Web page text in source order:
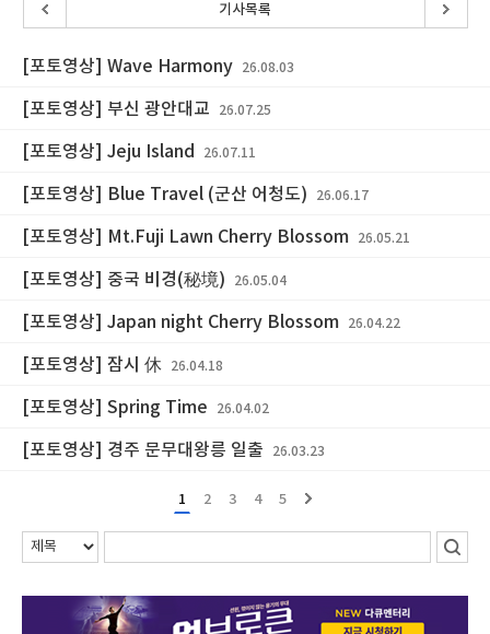
기사목록
[포토영상] Wave Harmony 26.08.03
[포토영상] 부신 광안대교 26.07.25
[포토영상] Jeju Island 26.07.11
[포토영상] Blue Travel (군산 어청도) 26.06.17
[포토영상] Mt.Fuji Lawn Cherry Blossom 26.05.21
[포토영상] 중국 비경(秘境) 26.05.04
[포토영상] Japan night Cherry Blossom 26.04.22
[포토영상] 잠시 休 26.04.18
[포토영상] Spring Time 26.04.02
[포토영상] 경주 문무대왕릉 일출 26.03.23
1 2 3 4 5